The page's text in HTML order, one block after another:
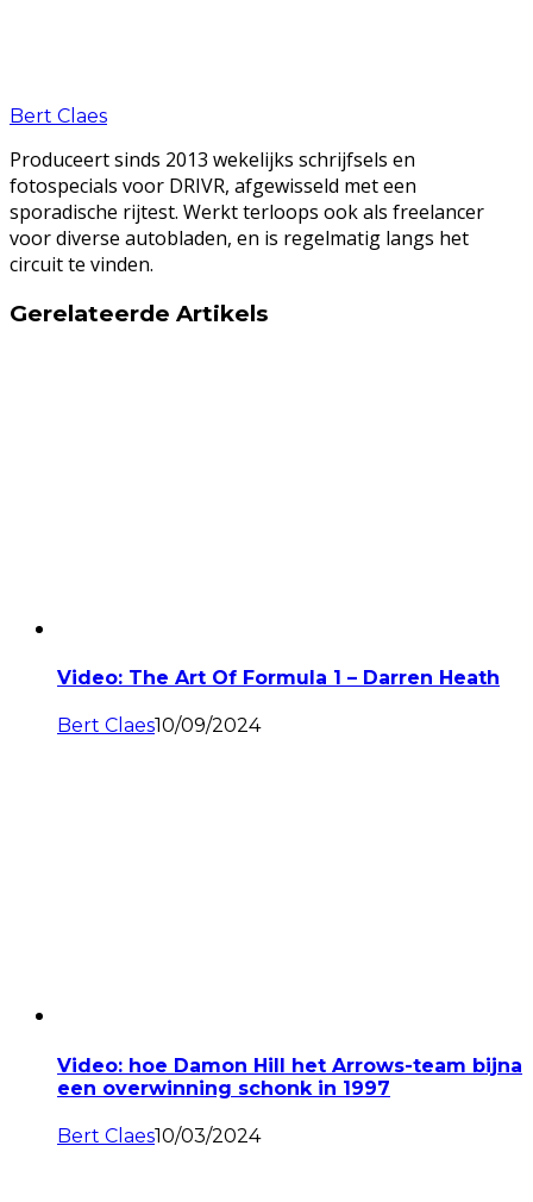
Bert Claes
Produceert sinds 2013 wekelijks schrijfsels en
fotospecials voor DRIVR, afgewisseld met een
sporadische rijtest. Werkt terloops ook als freelancer
voor diverse autobladen, en is regelmatig langs het
circuit te vinden.
Gerelateerde Artikels
Video: The Art Of Formula 1 – Darren Heath
Bert Claes10/09/2024
Video: hoe Damon Hill het Arrows-team bijna
een overwinning schonk in 1997
Bert Claes10/03/2024